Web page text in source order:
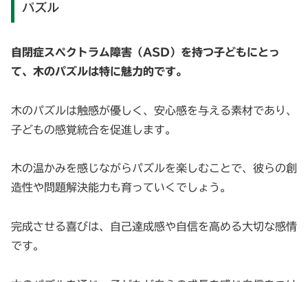
パズル
自閉症スペクトラム障害（ASD）を持つ子どもにとっ
て、木のパズルは特に魅力的です。
木のパズルは触感が優しく、安心感を与える素材であり、
子どもの感覚統合を促進します。
木の温かみを感じながらパズルを楽しむことで、彼らの創
造性や問題解決能力も育っていくでしょう。
完成させる喜びは、自己達成感や自信を高める大切な感情
です。